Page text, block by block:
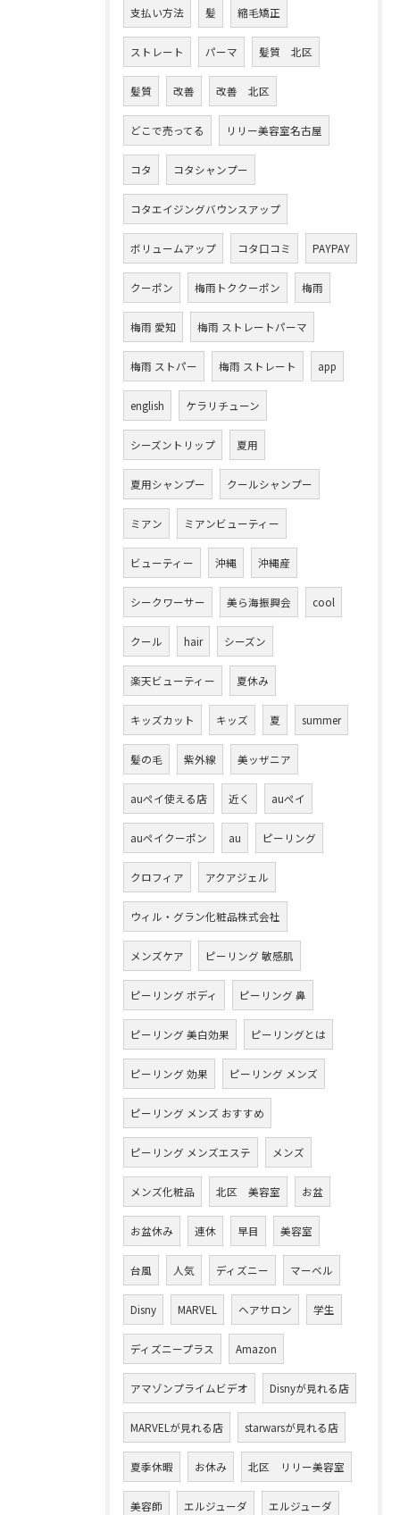
支払い方法 髪 縮毛矯正
ストレート パーマ 髪質 北区
髪質 改善 改善 北区
どこで売ってる リリー美容室名古屋
コタ コタシャンプー
コタエイジングバウンスアップ
ボリュームアップ コタ口コミ PAYPAY
クーポン 梅雨トククーポン 梅雨
梅雨 愛知 梅雨 ストレートパーマ
梅雨 ストパー 梅雨 ストレート app
english ケラリチューン
シーズントリップ 夏用
夏用シャンプー クールシャンプー
ミアン ミアンビューティー
ビューティー 沖縄 沖縄産
シークワーサー 美ら海振興会 cool
クール hair シーズン
楽天ビューティー 夏休み
キッズカット キッズ 夏 summer
髪の毛 紫外線 美ッザニア
auペイ使える店 近く auペイ
auペイクーポン au ピーリング
クロフィア アクアジェル
ウィル・グラン化粧品株式会社
メンズケア ピーリング 敏感肌
ピーリング ボディ ピーリング 鼻
ピーリング 美白効果 ピーリングとは
ピーリング 効果 ピーリング メンズ
ピーリング メンズ おすすめ
ピーリング メンズエステ メンズ
メンズ化粧品 北区 美容室 お盆
お盆休み 連休 早目 美容室
台風 人気 ディズニー マーベル
Disny MARVEL ヘアサロン 学生
ディズニープラス Amazon
アマゾンプライムビデオ Disnyが見れる店
MARVELが見れる店 starwarsが見れる店
夏季休暇 お休み 北区 リリー美容室
美容師 エルジューダ エルジューダ